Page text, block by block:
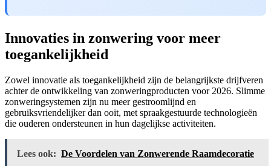
Innovaties in zonwering voor meer
toegankelijkheid
Zowel innovatie als toegankelijkheid zijn de belangrijkste drijfveren
achter de ontwikkeling van zonweringproducten voor 2026. Slimme
zonweringsystemen zijn nu meer gestroomlijnd en
gebruiksvriendelijker dan ooit, met spraakgestuurde technologieën
die ouderen ondersteunen in hun dagelijkse activiteiten.
Lees ook: De Voordelen van Zonwerende Raamdecoratie